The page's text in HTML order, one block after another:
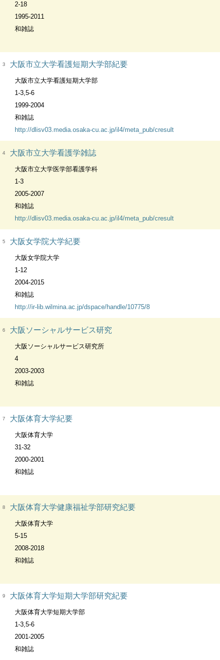
2-18
1995-2011
和雑誌
3 大阪市立大学看護短期大学部紀要
大阪市立大学看護短期大学部
1-3,5-6
1999-2004
和雑誌
http://dlisv03.media.osaka-cu.ac.jp/il4/meta_pub/cresult
4 大阪市立大学看護学雑誌
大阪市立大学医学部看護学科
1-3
2005-2007
和雑誌
http://dlisv03.media.osaka-cu.ac.jp/il4/meta_pub/cresult
5 大阪女学院大学紀要
大阪女学院大学
1-12
2004-2015
和雑誌
http://ir-lib.wilmina.ac.jp/dspace/handle/10775/8
6 大阪ソーシャルサービス研究
大阪ソーシャルサービス研究所
4
2003-2003
和雑誌
7 大阪体育大学紀要
大阪体育大学
31-32
2000-2001
和雑誌
8 大阪体育大学健康福祉学部研究紀要
大阪体育大学
5-15
2008-2018
和雑誌
9 大阪体育大学短期大学部研究紀要
大阪体育大学短期大学部
1-3,5-6
2001-2005
和雑誌